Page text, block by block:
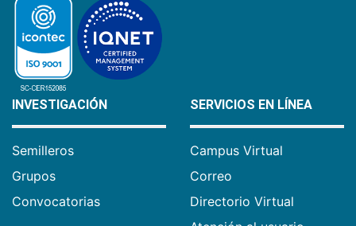
INVESTIGACIÓN
Semilleros
Grupos
Convocatorias
SERVICIOS EN LÍNEA
Campus Virtual
Correo
Directorio Virtual